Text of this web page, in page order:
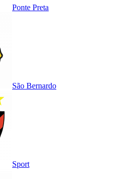
Ponte Preta
São Bernardo
Sport